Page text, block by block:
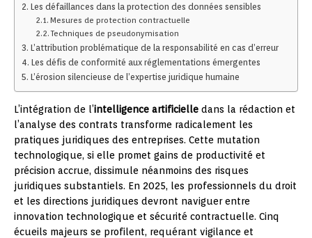
Les défaillances dans la protection des données sensibles
Mesures de protection contractuelle
Techniques de pseudonymisation
L’attribution problématique de la responsabilité en cas d’erreur
Les défis de conformité aux réglementations émergentes
L’érosion silencieuse de l’expertise juridique humaine
L’intégration de l’intelligence artificielle dans la rédaction et
l’analyse des contrats transforme radicalement les
pratiques juridiques des entreprises. Cette mutation
technologique, si elle promet gains de productivité et
précision accrue, dissimule néanmoins des risques
juridiques substantiels. En 2025, les professionnels du droit
et les directions juridiques devront naviguer entre
innovation technologique et sécurité contractuelle. Cinq
écueils majeurs se profilent, requérant vigilance et